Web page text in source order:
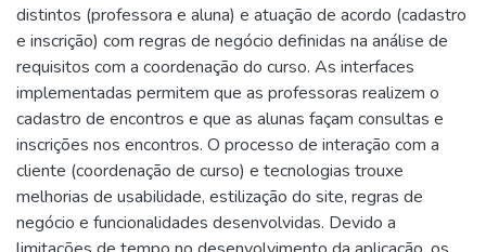
distintos (professora e aluna) e atuação de acordo (cadastro
e inscrição) com regras de negócio definidas na análise de
requisitos com a coordenação do curso. As interfaces
implementadas permitem que as professoras realizem o
cadastro de encontros e que as alunas façam consultas e
inscrições nos encontros. O processo de interação com a
cliente (coordenação de curso) e tecnologias trouxe
melhorias de usabilidade, estilização do site, regras de
negócio e funcionalidades desenvolvidas. Devido a